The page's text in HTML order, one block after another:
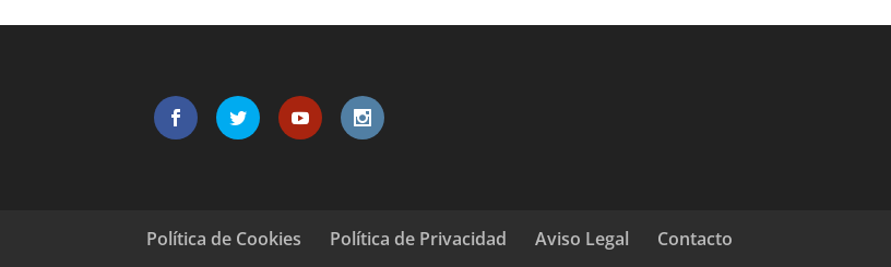
Política de Cookies Política de Privacidad Aviso Legal Contacto